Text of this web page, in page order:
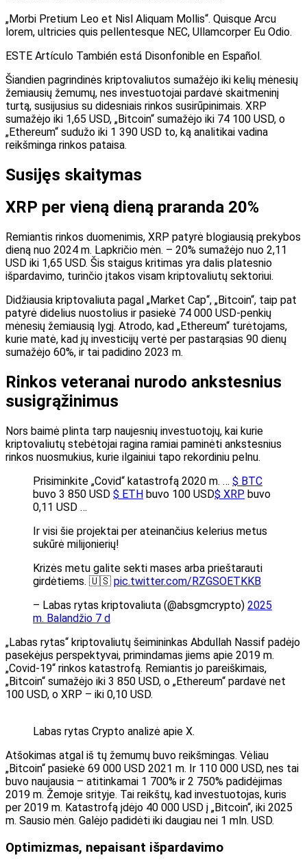
„Morbi Pretium Leo et Nisl Aliquam Mollis“. Quisque Arcu
lorem, ultricies quis pellentesque NEC, Ullamcorper Eu Odio.
ESTE Artículo También está Disonfonible en Español.
Šiandien pagrindinės kriptovaliutos sumažėjo iki kelių mėnesių
žemiausių žemumų, nes investuotojai pardavė skaitmeninį
turtą, susijusius su didesniais rinkos susirūpinimais. XRP
sumažėjo iki 1,65 USD, „Bitcoin“ sumažėjo iki 74 100 USD, o
„Ethereum“ sudužo iki 1 390 USD to, ką analitikai vadina
reikšminga rinkos pataisa.
Susijęs skaitymas
XRP per vieną dieną praranda 20%
Remiantis rinkos duomenimis, XRP patyrė blogiausią prekybos
dieną nuo 2024 m. Lapkričio mėn. – 20% sumažėjo nuo 2,11
USD iki 1,65 USD. Šis staigus kritimas yra dalis platesnio
išpardavimo, turinčio įtakos visam kriptovaliutų sektoriui.
Didžiausia kriptovaliuta pagal „Market Cap“, „Bitcoin“, taip pat
patyrė didelius nuostolius ir pasiekė 74 000 USD-penkių
mėnesių žemiausią lygį. Atrodo, kad „Ethereum“ turėtojams,
kurie matė, kad jų investicijų vertė per pastarąsias 90 dienų
sumažėjo 60%, ir tai padidino 2023 m.
Rinkos veteranai nurodo ankstesnius
susigrąžinimus
Nors baimė plinta tarp naujesnių investuotojų, kai kurie
kriptovaliutų stebėtojai ragina ramiai paminėti ankstesnius
rinkos nuosmukius, kurie ilgainiui tapo rekordiniu pelnu.
Prisiminkite „Covid“ katastrofą 2020 m. … $ BTC
buvo 3 850 USD $ ETH buvo 100 USD$ XRP buvo
0,11 USD …
Ir visi šie projektai per ateinančius kelerius metus
sukūrė milijonierių!
Krizės metu galite sekti mases arba prieštarauti
girdėtiems. 🇺🇸 pic.twitter.com/RZGSOETKKB
– Labas rytas kriptovaliuta (@absgmcrypto) 2025
m. Balandžio 7 d
„Labas rytas“ kriptovaliutų šeimininkas Abdullah Nassif padėjo
pasekėjus perspektyvai, primindamas jiems apie 2019 m.
„Covid-19“ rinkos katastrofą. Remiantis jo pareiškimais,
„Bitcoin“ sumažėjo iki 3 850 USD, o „Ethereum“ pardavė net
100 USD, o XRP – iki 0,10 USD.
Labas rytas Crypto analizė apie X.
Atšokimas atgal iš tų žemumų buvo reikšmingas. Vėliau
„Bitcoin“ pasiekė 69 000 USD 2021 m. Ir 110 000 USD, nes tai
buvo naujausia – atitinkamai 1 700% ir 2 750% padidėjimas
2019 m. Žemoje srityje. Tai reikštų, kad investuotojas, kuris
per 2019 m. Katastrofą įdėjo 40 000 USD į „Bitcoin“, iki 2025
m. Sausio mėn. Galėjo padidėti iki daugiau nei 1 mln. USD.
Optimizmas, nepaisant išpardavimo